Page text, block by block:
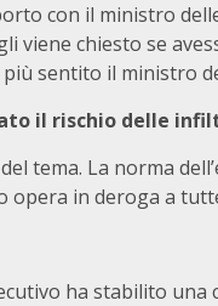
con il ministro
viene chiesto se
sentito il ministro
il rischio delle
tema. La norma
opera in deroga a
ha stabilito